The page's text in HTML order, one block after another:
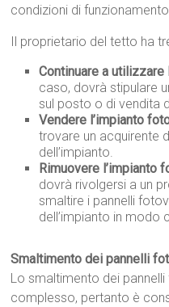
condizioni di
Il proprietario del tetto ha
Continuare a
caso, dovrà stipulare
sul posto o di vendita
Vendere l’impianto
trovare un acquirente
dell’impianto.
Rimuovere l’impianto
dovrà rivolgersi a un
smaltire i pannelli
dell’impianto in modo
Smaltimento dei pannelli
Lo smaltimento dei
complesso, pertanto è